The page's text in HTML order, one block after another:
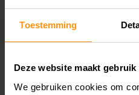
Toestemming
Deze website maakt
We gebruiken cookies om